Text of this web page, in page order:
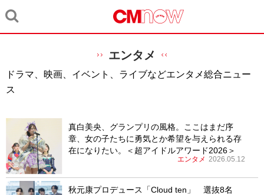
エンタメ
ドラマ、映画、イベント、ライブなどエンタメ総合ニュー
ス
真白美央、グランプリの風格。ここはまだ序
章、女の子たちに勇気とか希望を与えられる存
在になりたい。＜超アイドルアワード2026＞
エンタメ 2026.05.12
秋元康プロデュース「Cloud ten」 選抜8名